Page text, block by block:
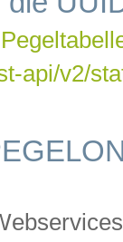
api/v2/